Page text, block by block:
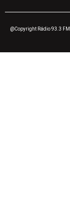
@Copyright Rádio 93.3